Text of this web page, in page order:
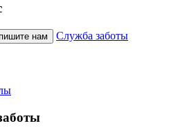
нам Служба заботы